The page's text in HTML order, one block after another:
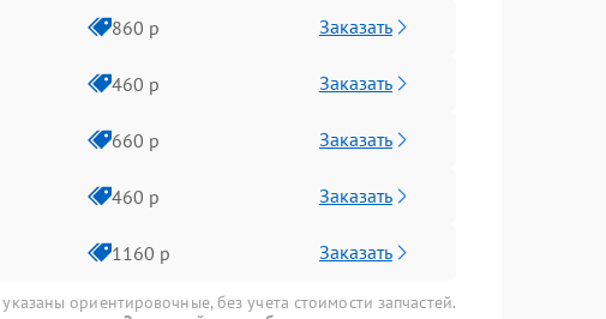
860 р Заказать
460 р Заказать
660 р Заказать
460 р Заказать
1160 р Заказать
ориентировочные, без учета стоимости запчастей.